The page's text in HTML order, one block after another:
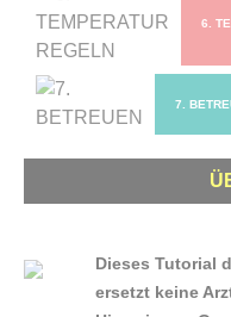
6.
7.
Dieses Tutorial
ersetzt keine